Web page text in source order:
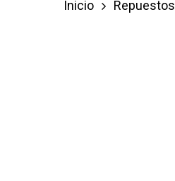
Inicio Repuestos